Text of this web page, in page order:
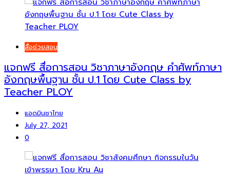
สื่อช่วยสอน
แจกฟรี สื่อการสอน วิชาภาษาอังกฤษ คำศัพท์ภาษา
อังกฤษพื้นฐาน ชั้น ป.1 โดย Cute Class by
Teacher PLOY
แอดมินชาไทย
July 27, 2021
0